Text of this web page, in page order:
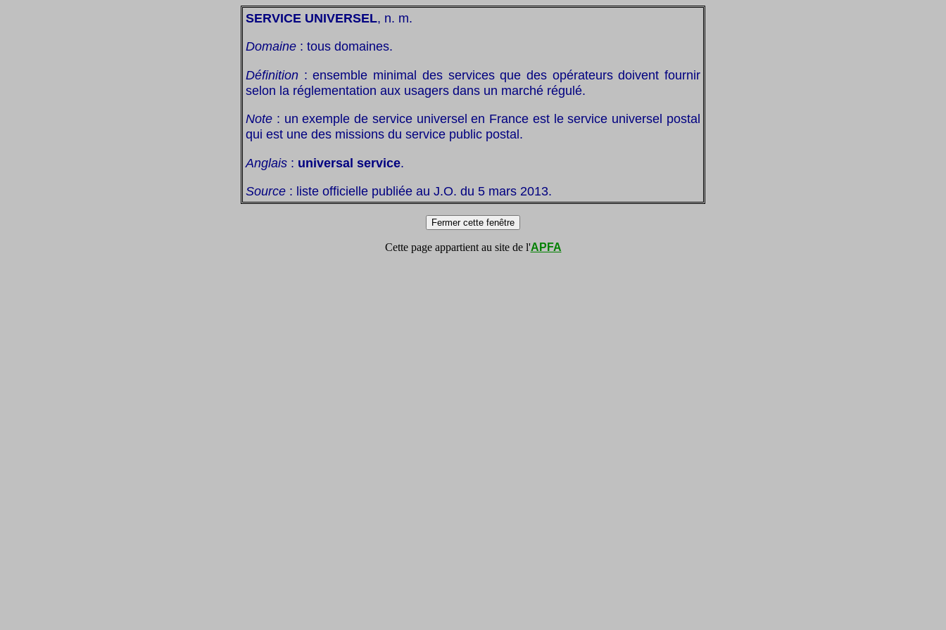
SERVICE UNIVERSEL, n. m.
Domaine : tous domaines.
Définition : ensemble minimal des services que des opérateurs doivent fournir
selon la réglementation aux usagers dans un marché régulé.
Note : un exemple de service universel en France est le service universel postal
qui est une des missions du service public postal.
Anglais : universal service.
Source : liste officielle publiée au J.O. du 5 mars 2013.
Cette page appartient au site de l'APFA